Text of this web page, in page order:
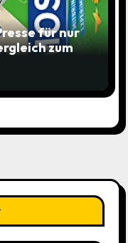
für nur
zum